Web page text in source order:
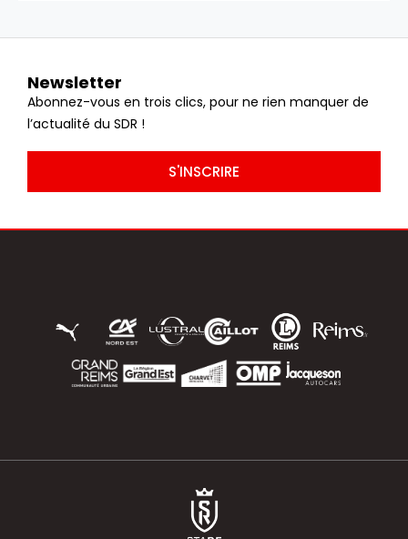
Newsletter
Abonnez-vous en trois clics, pour ne rien manquer de
l’actualité du SDR !
S'INSCRIRE